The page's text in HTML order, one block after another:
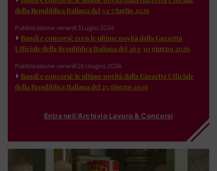
della Repubblica Italiana del 3 e 7 luglio 2026
Pubblicazione: venerdì 3 Luglio 2026
Bandi e concorsi: ecco le ultime novità dalla Gazzetta
Ufficiale della Repubblica Italiana del 26 e 30 giugno 2026
Pubblicazione: venerdì 26 Giugno 2026
Bandi e concorsi: le ultime novità dalla Gazzetta Ufficiale
della Repubblica Italiana del 23 giugno 2026
Entra nell'Archivio Lavoro & Concorsi